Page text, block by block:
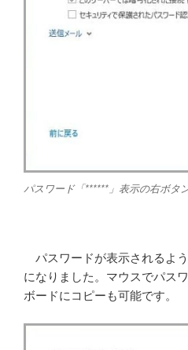
パスワード「******」表示の右ボタ
パスワードが表示されるよ
になりました。マウスでパス
ボードにコピーも可能です。